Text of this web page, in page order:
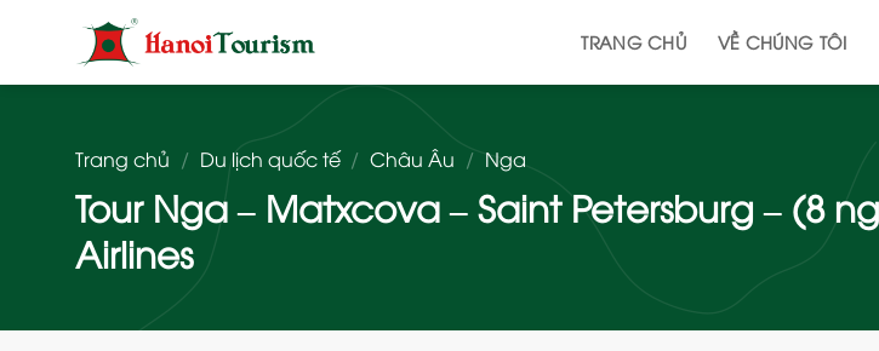
dung
TRANG CHỦ VỀ CHÚNG TÔI
Trang chủ / Du lịch quốc tế / Châu Âu / Nga
Tour Nga – Matxcova – Saint Petersburg – (8
Airlines